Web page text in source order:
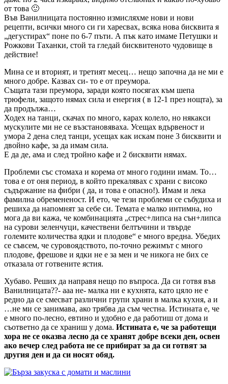
от това 🙂
Във Ванилницата постоянно измисляхме нови и нови
рецепти, всички много си ги харесвах, всяка нова бисквита я
„дегустирах“ поне по 6-7 пъти. А пък като имаме Петушки и
Рожкови Таханки, стой та гледай бисквитеното чудовище в
действие!
Мина се и вторият, и третият месец… нещо започна да не ми е
много добре. Казвах си- то е от преумора.
Същата тази преумора, заради която посягах към шепа
трюфели, защото нямах сила и енергия ( в 12-1 през нощта), за
да продължа…
Ходех на танци, скачах по много, карах колело, но някакси
мускулите ми не се възстановяваха. Усещах вдървеност и
умора 2 дена след танци, усещах как искам поне 3 бисквити и
двойно кафе, за да имам сила.
Е да де, ама и след тройно кафе и 2 бисквити нямах.
Проблеми със стомаха и корема от много години имам. То…
това е от оня период, в който прекалявах с храни с високо
съдържание на фибри ( да, и това е опасно!). Имам и лека
фамилна обремененост. И ето, че тези проблеми се събудиха и
решиха да напомнят за себе си. Темата е малко интимна, но
мога да ви кажа, че комбинацията „стрес+липса на сън+липса
на сурови зеленчуци, качествени белтъчини и твърде
големите количества ядки и плодове“ е много вредна. Убедих
се съвсем, че суровоядството, по-точно режимът с много
плодове, фрешове и ядки не е за мен и че никога не бих се
отказала от готвените ястия.
Хубаво. Реших да направя нещо по въпроса. Да си готвя във
Ванилницата??- ааа не- малка ни е кухнята, като цяло не е
редно да се смесват различни групи храни в малка кухня, а и
…не ми се занимава, ако трябва да съм честна. Истината е, че
е много по-лесно, евтино и удобно е да работиш от дома и
съответно да се храниш у дома. Истината е, че за работещи
хора не се оказва лесно да се хранят добре всеки ден, освен
ако вечер след работа не се прибират за да си готвят за
другия ден и да си носят обяд.